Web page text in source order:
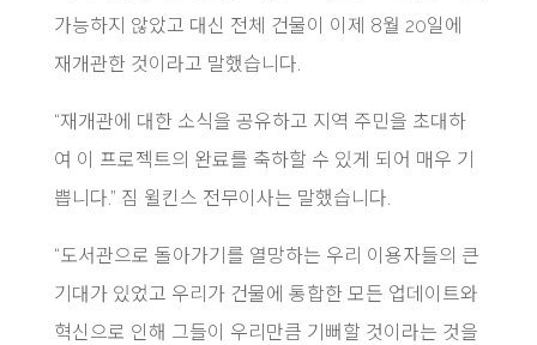
가능하지 않았고 대신 전체 건물이 이제 8월 20일에
재개관한 것이라고 말했습니다.
“재개관에 대한 소식을 공유하고 지역 주민을 초대하
여 이 프로젝트의 완료를 축하할 수 있게 되어 매우 기
쁩니다.” 짐 윌킨스 전무이사는 말했습니다.
“도서관으로 돌아가기를 열망하는 우리 이용자들의 큰
기대가 있었고 우리가 건물에 통합한 모든 업데이트와
혁신으로 인해 그들이 우리만큼 기뻐할 것이라는 것을